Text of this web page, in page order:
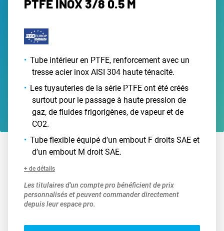
PTFE INOX 3/8 0.5 M
Tube intérieur en PTFE, renforcement avec un
tresse acier inox AISI 304 haute ténacité.
Les tuyauteries de la série PTFE ont été créés
surtout pour le passage à haute pression de
gaz, de fluides frigorigènes, de vapeur et de
CO2.
Tube flexible équipé d’un embout F droits SAE et
d’un embout M droit SAE.
+ de détails
Les titulaires d'un compte pro bénéficient de prix
personnalisés et peuvent commander directement
depuis leur espace pro.